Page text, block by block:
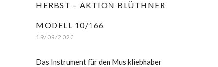
HERBST – AKTION BLÜTHNER
MODELL 10/166
19/09/2023
Das Instrument für den Musikliebhaber